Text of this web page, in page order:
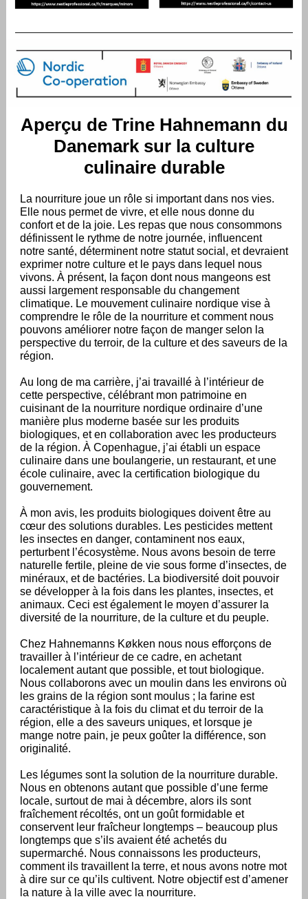
Aperçu de Trine Hahnemann du
Danemark sur la culture
culinaire durable
La nourriture joue un rôle si important dans nos vies.
Elle nous permet de vivre, et elle nous donne du
confort et de la joie. Les repas que nous consommons
définissent le rythme de notre journée, influencent
notre santé, déterminent notre statut social, et devraient
exprimer notre culture et le pays dans lequel nous
vivons. À présent, la façon dont nous mangeons est
aussi largement responsable du changement
climatique. Le mouvement culinaire nordique vise à
comprendre le rôle de la nourriture et comment nous
pouvons améliorer notre façon de manger selon la
perspective du terroir, de la culture et des saveurs de la
région.
Au long de ma carrière, j’ai travaillé à l’intérieur de
cette perspective, célébrant mon patrimoine en
cuisinant de la nourriture nordique ordinaire d’une
manière plus moderne basée sur les produits
biologiques, et en collaboration avec les producteurs
de la région. À Copenhague, j’ai établi un espace
culinaire dans une boulangerie, un restaurant, et une
école culinaire, avec la certification biologique du
gouvernement.
À mon avis, les produits biologiques doivent être au
cœur des solutions durables. Les pesticides mettent
les insectes en danger, contaminent nos eaux,
perturbent l’écosystème. Nous avons besoin de terre
naturelle fertile, pleine de vie sous forme d’insectes, de
minéraux, et de bactéries. La biodiversité doit pouvoir
se développer à la fois dans les plantes, insectes, et
animaux. Ceci est également le moyen d’assurer la
diversité de la nourriture, de la culture et du peuple.
Chez Hahnemanns Køkken nous nous efforçons de
travailler à l’intérieur de ce cadre, en achetant
localement autant que possible, et tout biologique.
Nous collaborons avec un moulin dans les environs où
les grains de la région sont moulus ; la farine est
caractéristique à la fois du climat et du terroir de la
région, elle a des saveurs uniques, et lorsque je
mange notre pain, je peux goûter la différence, son
originalité.
Les légumes sont la solution de la nourriture durable.
Nous en obtenons autant que possible d’une ferme
locale, surtout de mai à décembre, alors ils sont
fraîchement récoltés, ont un goût formidable et
conservent leur fraîcheur longtemps – beaucoup plus
longtemps que s’ils avaient été achetés du
supermarché. Nous connaissons les producteurs,
comment ils travaillent la terre, et nous avons notre mot
à dire sur ce qu’ils cultivent. Notre objectif est d’amener
la nature à la ville avec la nourriture.